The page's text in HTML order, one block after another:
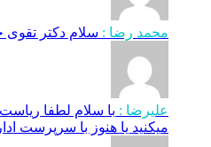
محمد رضا : سلام دکتر
علیرضا : با سلام لطفا
میکنید یا هنوز با سرپرست